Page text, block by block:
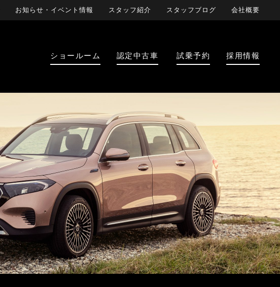
お知らせ・イベント情報 スタッフ紹介 スタッフブログ 会社概要
ショールーム 認定中古車 試乗予約 採用情報